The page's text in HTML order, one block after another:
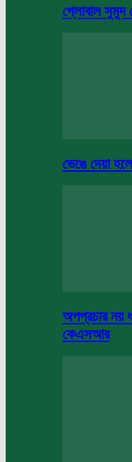
গ্লোবাল সুমুদ
ভেঙে দেয়া হলো
অপপ্রচার নয়
কেএসআর